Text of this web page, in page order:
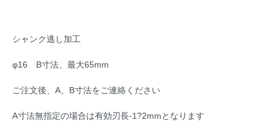
シャンク逃し加工
φ16 B寸法、最大65mm
ご注文後、A、B寸法をご連絡ください
A寸法無指定の場合は有効刃長-1?2mmとなります